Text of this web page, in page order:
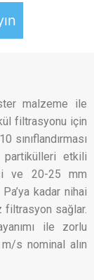
malzeme ile
filtrasyonu için
sınıflandırması
etkili
ve 20-25 mm
kadar nihai
filtrasyon sağlar.
ile zorlu
s nominal alın